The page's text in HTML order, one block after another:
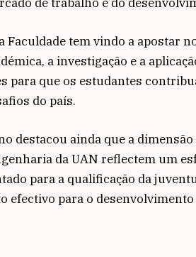
tem vindo a apostar
a investigação e a
para que os estudantes
do país.
destacou ainda que a
da UAN reflectem um
para a qualificação da
efectivo para o desenvolvimento